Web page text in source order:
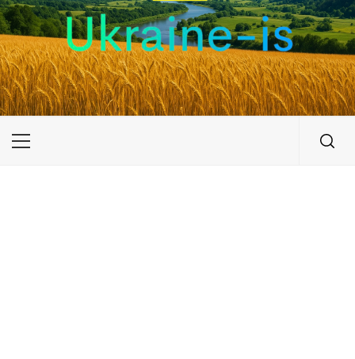
UKRAINE-IS
ПУТЕШЕСТВИЕ ПО УКРАИНЕ
Primary